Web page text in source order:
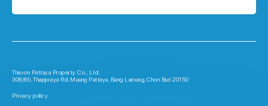
Thavon Pattaya Property Co., Ltd.
308/69, Thappraya Rd, Muang Pattaya, Bang Lamung, Chon Buri 20150
Privacy policy